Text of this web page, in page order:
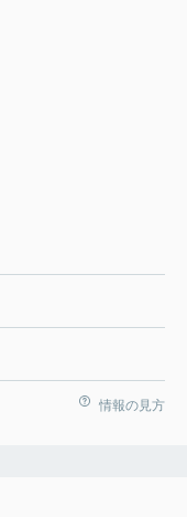
情報の見方